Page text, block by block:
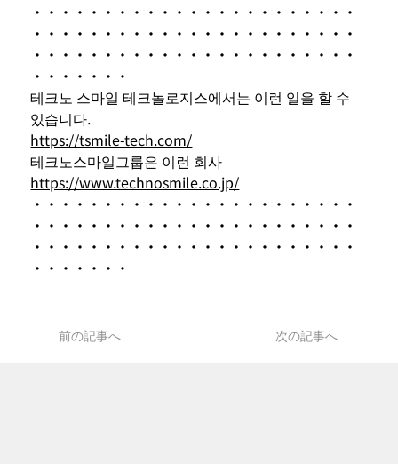
前の記事へ 次の記事へ
・・・・・・・・・・・・・・・・・・・・・・・
・・・・・・・・・・・・・・・・・・・・・・・
・・・・・・・・・・・・・・・・・・・・・・・
・・・・・・・
테크노 스마일 테크놀로지스에서는 이런 일을 할 수
있습니다.
https://tsmile-tech.com/
테크노스마일그룹은 이런 회사
https://www.technosmile.co.jp/
・・・・・・・・・・・・・・・・・・・・・・・
・・・・・・・・・・・・・・・・・・・・・・・
・・・・・・・・・・・・・・・・・・・・・・・
・・・・・・・